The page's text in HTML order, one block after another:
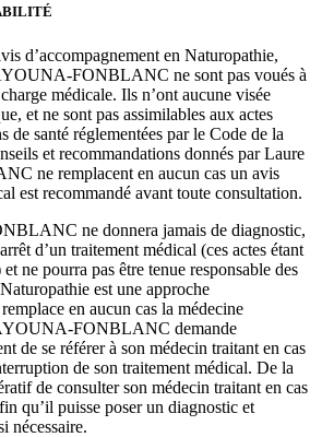
d’accompagnement en Naturopathie,
FONBLANC ne sont pas voués à
médicale. Ils n’ont aucune visée
et ne sont pas assimilables aux actes
de santé réglementées par le Code de la
et recommandations donnés par Laure
ne remplacent en aucun cas un avis
est recommandé avant toute consultation.
ne donnera jamais de diagnostic,
d’un traitement médical (ces actes étant
ne pourra pas être tenue responsable des
est une approche
en aucun cas la médecine
FONBLANC demande
de se référer à son médecin traitant en cas
de son traitement médical. De la
de consulter son médecin traitant en cas
qu’il puisse poser un diagnostic et
nécessaire.